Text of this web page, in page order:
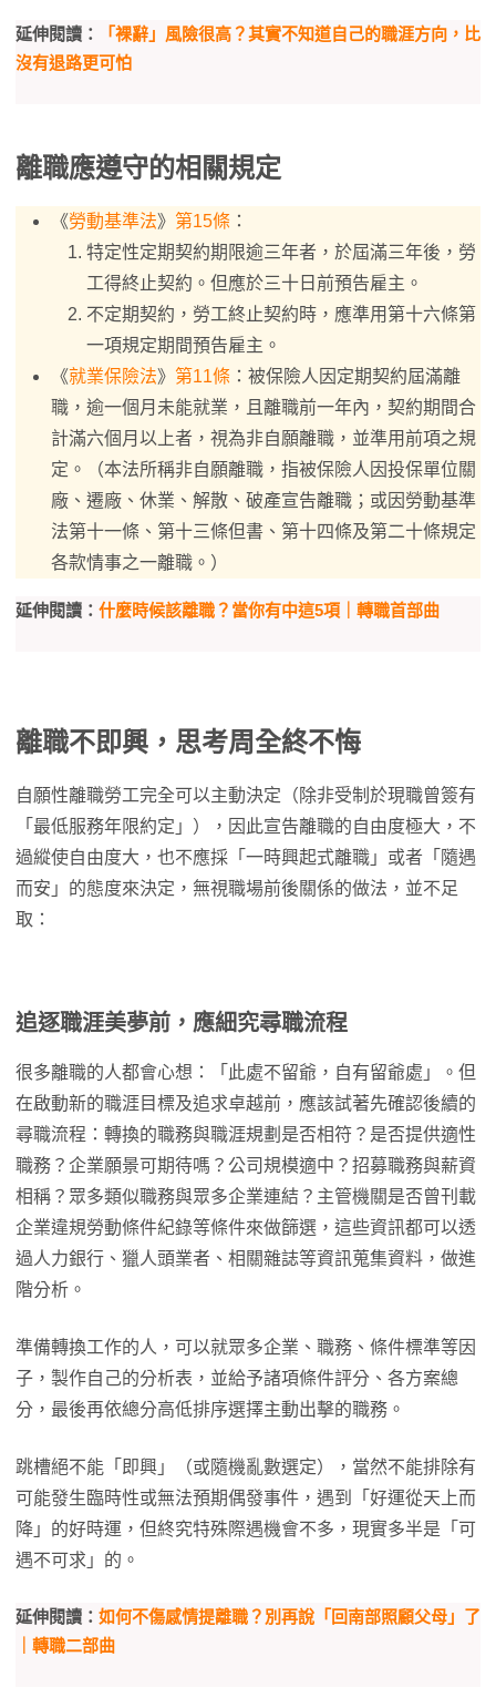
延伸閱讀：
「裸辭」風險很高？其實不知道自己的職涯方向，比
沒有退路更可怕
離職應遵守的相關規定
《勞動基準法》 第15條 ：
特定性定期契約期限逾三年者，於屆滿三年後，勞
工得終止契約。但應於三十日前預告雇主。
不定期契約，勞工終止契約時，應準用第十六條第
一項規定期間預告雇主。
《就業保險法》 第11條 ：被保險人因定期契約屆滿離
職，逾一個月未能就業，且離職前一年內，契約期間合
計滿六個月以上者，視為非自願離職，並準用前項之規
定。（本法所稱非自願離職，指被保險人因投保單位關
廠、遷廠、休業、解散、破產宣告離職；或因勞動基準
法第十一條、第十三條但書、第十四條及第二十條規定
各款情事之一離職。）
延伸閱讀： 什麼時候該離職？當你有中這5項｜轉職首部曲
離職不即興，思考周全終不悔
自願性離職勞工完全可以主動決定（除非受制於現職曾簽有
「最低服務年限約定」），因此宣告離職的自由度極大，不
過縱使自由度大，也不應採「一時興起式離職」或者「隨遇
而安」的態度來決定，無視職場前後關係的做法，並不足
取：
追逐職涯美夢前，應細究尋職流程
很多離職的人都會心想：「此處不留爺，自有留爺處」。但
在啟動新的職涯目標及追求卓越前，應該試著先確認後續的
尋職流程：轉換的職務與職涯規劃是否相符？是否提供適性
職務？企業願景可期待嗎？公司規模適中？招募職務與薪資
相稱？眾多類似職務與眾多企業連結？主管機關是否曾刊載
企業違規勞動條件紀錄等條件來做篩選，這些資訊都可以透
過人力銀行、獵人頭業者、相關雜誌等資訊蒐集資料，做進
階分析。
準備轉換工作的人，可以就眾多企業、職務、條件標準等因
子，製作自己的分析表，並給予諸項條件評分、各方案總
分，最後再依總分高低排序選擇主動出擊的職務。
跳槽絕不能「即興」（或隨機亂數選定），當然不能排除有
可能發生臨時性或無法預期偶發事件，遇到「好運從天上而
降」的好時運，但終究特殊際遇機會不多，現實多半是「可
遇不可求」的。
延伸閱讀： 如何不傷感情提離職？別再說「回南部照顧父母」了
｜轉職二部曲